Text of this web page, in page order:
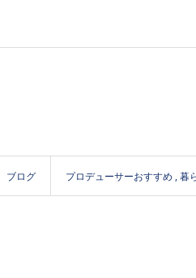
ブログ プロデューサーおすすめ ,暮